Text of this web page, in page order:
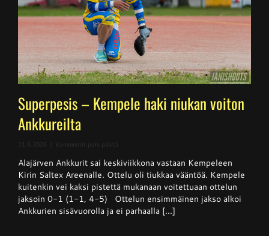
Superpesis – Kempele haki niukan voiton
Ankkureilta
11.6.2026 Kommentit pois päältä
–
Kempele
haki
niukan
voiton
Ankkureilta
Alajärven Ankkurit sai keskiviikkona vastaan Kempeleen
Kirin Saltex Areenalle. Ottelu oli tiukkaa vääntöä. Kempele
kuitenkin vei kaksi pistettä mukanaan voitettuaan ottelun
jaksoin 0-1 (1-1, 4-5) Ottelun ensimmäinen jakso alkoi
Ankkurien sisävuorolla ja ei parhaalla [...]